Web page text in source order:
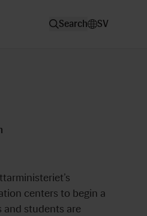
Search SV
centers to begin a
and students are